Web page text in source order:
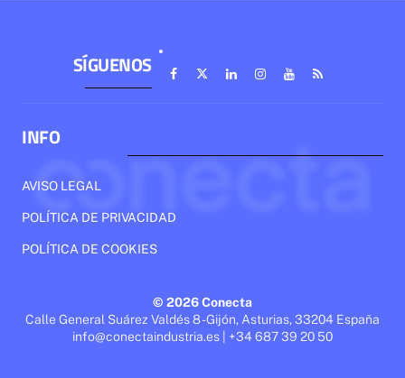
SÍGUENOS
INFO
AVISO LEGAL
POLÍTICA DE PRIVACIDAD
POLÍTICA DE COOKIES
© 2026 Conecta
Calle General Suárez Valdés 8 - Gijón, Asturias, 33204 España
info@conectaindustria.es | +34 687 39 20 50